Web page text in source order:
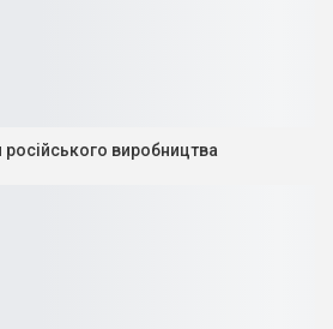
виробництва